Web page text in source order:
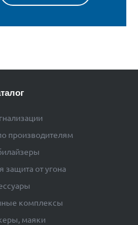
производителям
защита от угона
комплексы
маяки